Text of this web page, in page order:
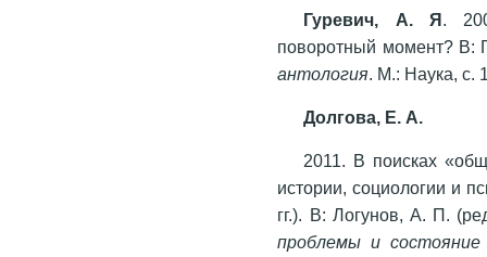
Гуревич, А. Я.
поворотный момент? В:
антология. М.: Наука, с.
Долгова, Е. А.
2011. В поисках
истории, социологии и
гг.). В: Логунов, А. П.
проблемы и состояние